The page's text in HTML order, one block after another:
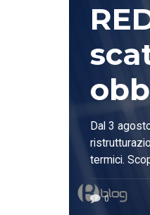
Dal 3
termici.
fotovoltaico
0